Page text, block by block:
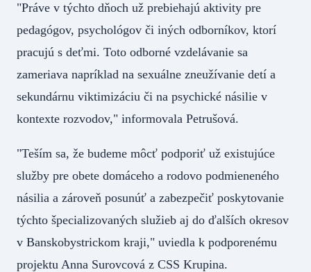
"Práve v týchto dňoch už prebiehajú aktivity pre
pedagógov, psychológov či iných odborníkov, ktorí
pracujú s deťmi. Toto odborné vzdelávanie sa
zameriava napríklad na sexuálne zneužívanie detí a
sekundárnu viktimizáciu či na psychické násilie v
kontexte rozvodov," informovala Petrušová.
"Teším sa, že budeme môcť podporiť už existujúce
služby pre obete domáceho a rodovo podmieneného
násilia a zároveň posunúť a zabezpečiť poskytovanie
týchto špecializovaných služieb aj do ďalších okresov
v Banskobystrickom kraji," uviedla k podporenému
projektu Anna Surovcová z CSS Krupina.